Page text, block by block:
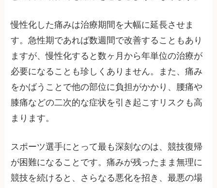
慢性化した痛みは治療期間を大幅に延長させま
す。急性期であれば数週間で改善することもあり
ますが、慢性化すると数ヶ月から年単位の治療が
必要になることも珍しくありません。また、痛み
をかばうことで他の部位に負担がかかり、腰痛や
膝痛などの二次的な症状を引き起こすリスクも高
まります。
スポーツ選手にとって最も深刻なのは、競技復帰
が困難になることです。痛みが残ったまま無理に
競技を続けると、さらなる悪化を招き、最悪の場